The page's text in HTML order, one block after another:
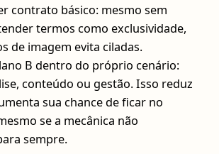
contrato básico: mesmo sem
termos como exclusividade,
de imagem evita ciladas.
B dentro do próprio cenário:
conteúdo ou gestão. Isso reduz
sua chance de ficar no
se a mecânica não
sempre.